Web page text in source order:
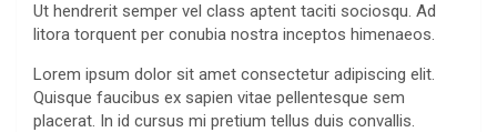
Ut hendrerit semper vel class aptent taciti sociosqu. Ad
litora torquent per conubia nostra inceptos himenaeos.
Lorem ipsum dolor sit amet consectetur adipiscing elit.
Quisque faucibus ex sapien vitae pellentesque sem
placerat. In id cursus mi pretium tellus duis convallis.